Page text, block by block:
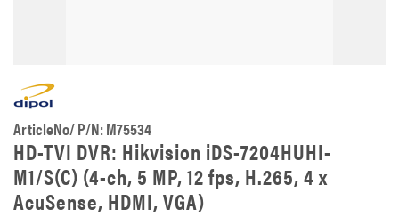
ArticleNo/ P/N: M75534
HD-TVI DVR: Hikvision iDS-7204HUHI-
M1/S(C) (4-ch, 5 MP, 12 fps, H.265, 4 x
AcuSense, HDMI, VGA)